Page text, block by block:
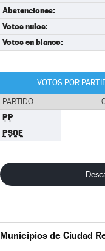
Abstenciones:
Votos nulos:
Votos en blanco:
VOTOS POR
PARTIDO
PP
PSOE
Municipios de Ciudad